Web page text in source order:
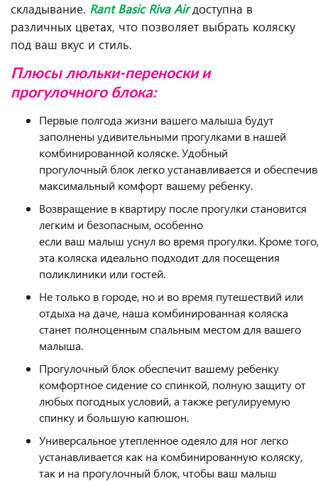
складывание. Rant Basic Riva Airдоступна в
различных цветах, что позволяет выбрать коляску
под ваш вкус и стиль.
Плюсы люльки-переноски и
прогулочного блока:
Первые полгода жизни вашего малыша будут
заполнены удивительными прогулками в нашей
комбинированной коляске. Удобный
прогулочный блок легко устанавливается и
максимальный комфорт вашему ребенку.
Возвращение в квартиру после прогулки становится
легким и безопасным, особенно
если ваш малыш уснул во время прогулки. Кроме того,
эта коляска идеально подходит для посещения
поликлиники или гостей.
Не только в городе, но и во время путешествий или
отдыха на даче, наша комбинированная коляска
станет полноценным спальным местом для вашего
малыша.
Прогулочный блок обеспечит вашему ребенку
комфортное сидение со спинкой, полную защиту от
любых погодных условий, а также регулируемую
спинку и большую капюшон.
Универсальное утепленное одеяло для ног легко
устанавливается как на комбинированную коляску,
так и на прогулочный блок, чтобы ваш малыш